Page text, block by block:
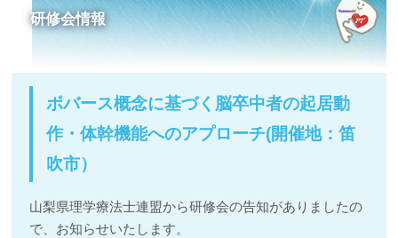
研修会情報
ボバース概念に基づく脳卒中者の起居動
作・体幹機能へのアプローチ(開催地：笛
吹市）
山梨県理学療法士連盟から研修会の告知がありましたの
で、お知らせいたします。